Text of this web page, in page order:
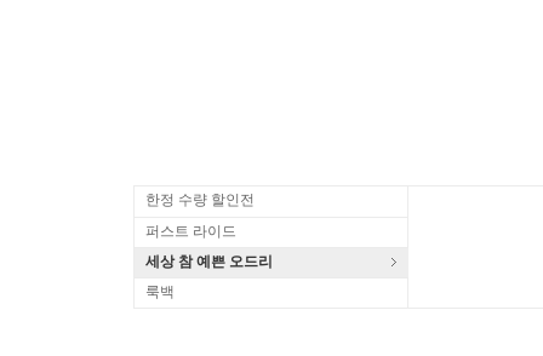
한정 수량 할인전
퍼스트 라이드
세상 참 예쁜 오드리
룩백